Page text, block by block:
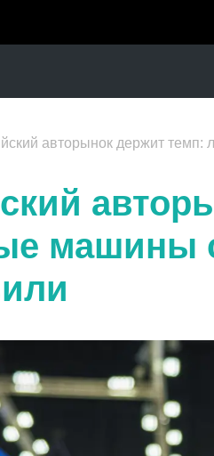
авторынок держит
машины